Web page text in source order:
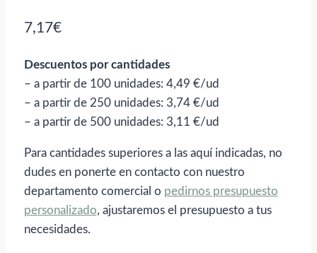
7,17€
Descuentos por cantidades
– a partir de 100 unidades: 4,49 €/ud
– a partir de 250 unidades: 3,74 €/ud
– a partir de 500 unidades: 3,11 €/ud
Para cantidades superiores a las aquí indicadas, no
dudes en ponerte en contacto con nuestro
departamento comercial o pedirnos presupuesto
personalizado, ajustaremos el presupuesto a tus
necesidades.